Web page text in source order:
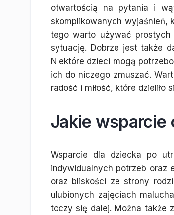
otwartością na pytania i
skomplikowanych wyjaśnień,
tego warto używać prostych
sytuację. Dobrze jest także
Niektóre dzieci mogą
ich do niczego zmuszać.
radość i miłość, które dzieliło
Jakie wsparcie
Wsparcie dla dziecka po
indywidualnych potrzeb oraz
oraz bliskości ze strony
ulubionych zajęciach
toczy się dalej. Można także